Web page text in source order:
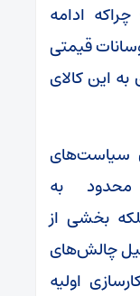
ادامه
قیمتی
این کالای
سیاست‌های
۱۴۰۵ تنها محدود به
بخشی از
چالش‌های
اولیه